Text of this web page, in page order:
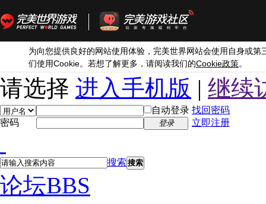
为向您提供良好的网站使用体验，完美世界网站会使用自身或第
们使用Cookie。若想了解更多，请阅读我们的Cookie政策。
请选择 进入手机版 | 继续
自动登录 找回密码
密码
登录 立即注册
搜索 搜索
论坛BBS